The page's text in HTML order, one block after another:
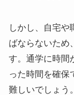
しかし、自宅や
ばならないため
す。通学に時間
った時間を確保
難しいでしょう。